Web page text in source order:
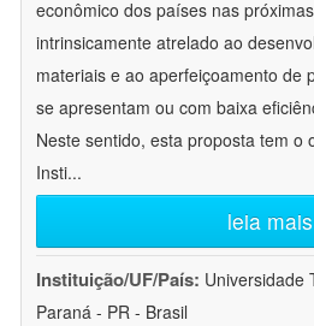
econômico dos países nas
intrinsicamente atrelado ao
materiais e ao aperfeiçoamento de
se apresentam ou com baixa
Neste sentido, esta proposta tem o
Insti...
leia mais
Instituição/UF/País: Universidade
Paraná - PR - Brasil